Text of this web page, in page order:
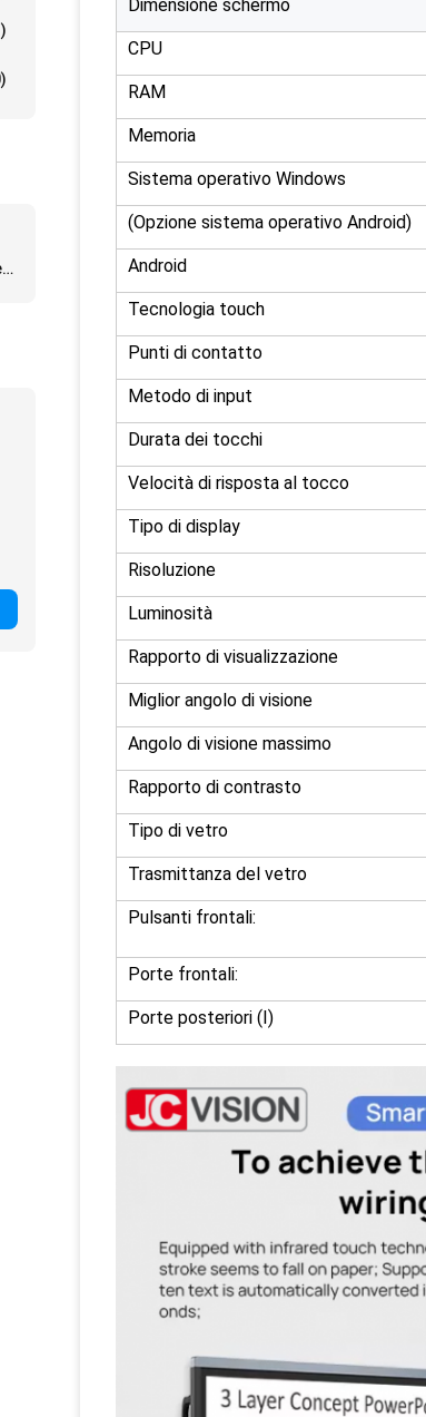
Dimensione schermo
CPU
RAM
Memoria
Sistema operativo Windows
(Opzione sistema operativo Android)
Android
Tecnologia touch
Punti di contatto
Metodo di input
Durata dei tocchi
Velocità di risposta al tocco
Tipo di display
Risoluzione
Luminosità
Rapporto di visualizzazione
Miglior angolo di visione
Angolo di visione massimo
Rapporto di contrasto
Tipo di vetro
Trasmittanza del vetro
Pulsanti frontali:
Porte frontali:
Porte posteriori (I)